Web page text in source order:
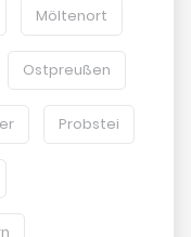
Möltenort
Ostpreußen
Probstei